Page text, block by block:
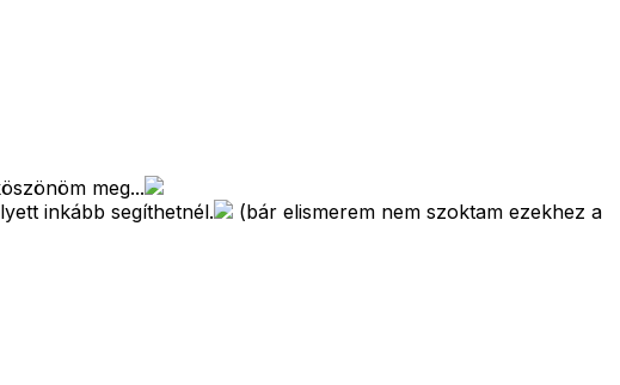
meg...
inkább segíthetnél.
(bár elismerem nem szoktam ezekhez a